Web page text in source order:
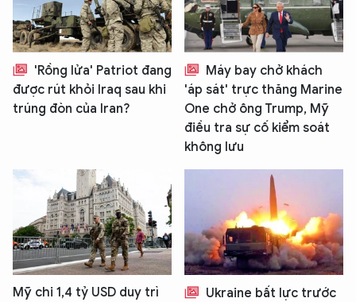
'Rồng lửa' Patriot đang
được rút khỏi Iraq sau khi
trúng đòn của Iran?
Máy bay chở khách
'áp sát' trực thăng Marine
One chở ông Trump, Mỹ
điều tra sự cố kiểm soát
không lưu
Mỹ chi 1,4 tỷ USD duy trì
Ukraine bất lực trước